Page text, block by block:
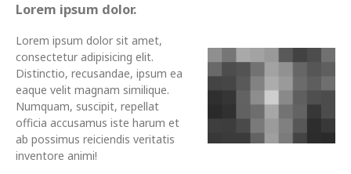
Lorem ipsum dolor.
Lorem ipsum dolor sit amet,
consectetur adipisicing elit.
Distinctio, recusandae, ipsum ea
eaque velit magnam similique.
Numquam, suscipit, repellat
officia accusamus iste harum et
ab possimus reiciendis veritatis
inventore animi!